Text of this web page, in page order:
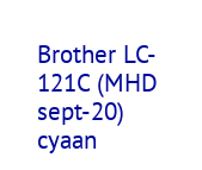
Brother LC-
121C (MHD
sept-20)
cyaan